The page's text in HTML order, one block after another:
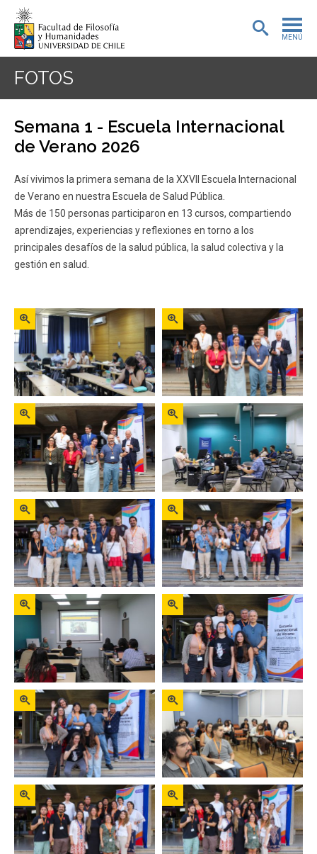
MENÚ
PREGRADO
INVESTIGACIÓN
EXTENSIÓN
FACULTAD
Estudiantes
Académicos
Funcionarios
Egresados
FOTOS
Semana 1 - Escuela Internacional
de Verano 2026
Así vivimos la primera semana de la XXVII Escuela Internacional
de Verano en nuestra Escuela de Salud Pública.
Más de 150 personas participaron en 13 cursos, compartiendo
aprendizajes, experiencias y reflexiones en torno a los
principales desafíos de la salud pública, la salud colectiva y la
gestión en salud.
Zoom Zoom
Zoom Zoom
Zoom Zoom
Zoom Zoom
Zoom Zoom
Zoom Zoom